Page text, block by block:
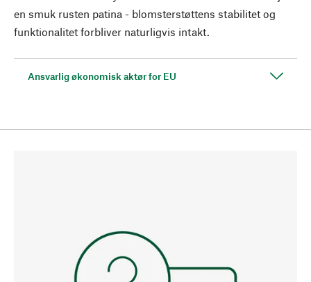
en smuk rusten patina - blomsterstøttens stabilitet og
funktionalitet forbliver naturligvis intakt.
Ansvarlig økonomisk aktør for EU